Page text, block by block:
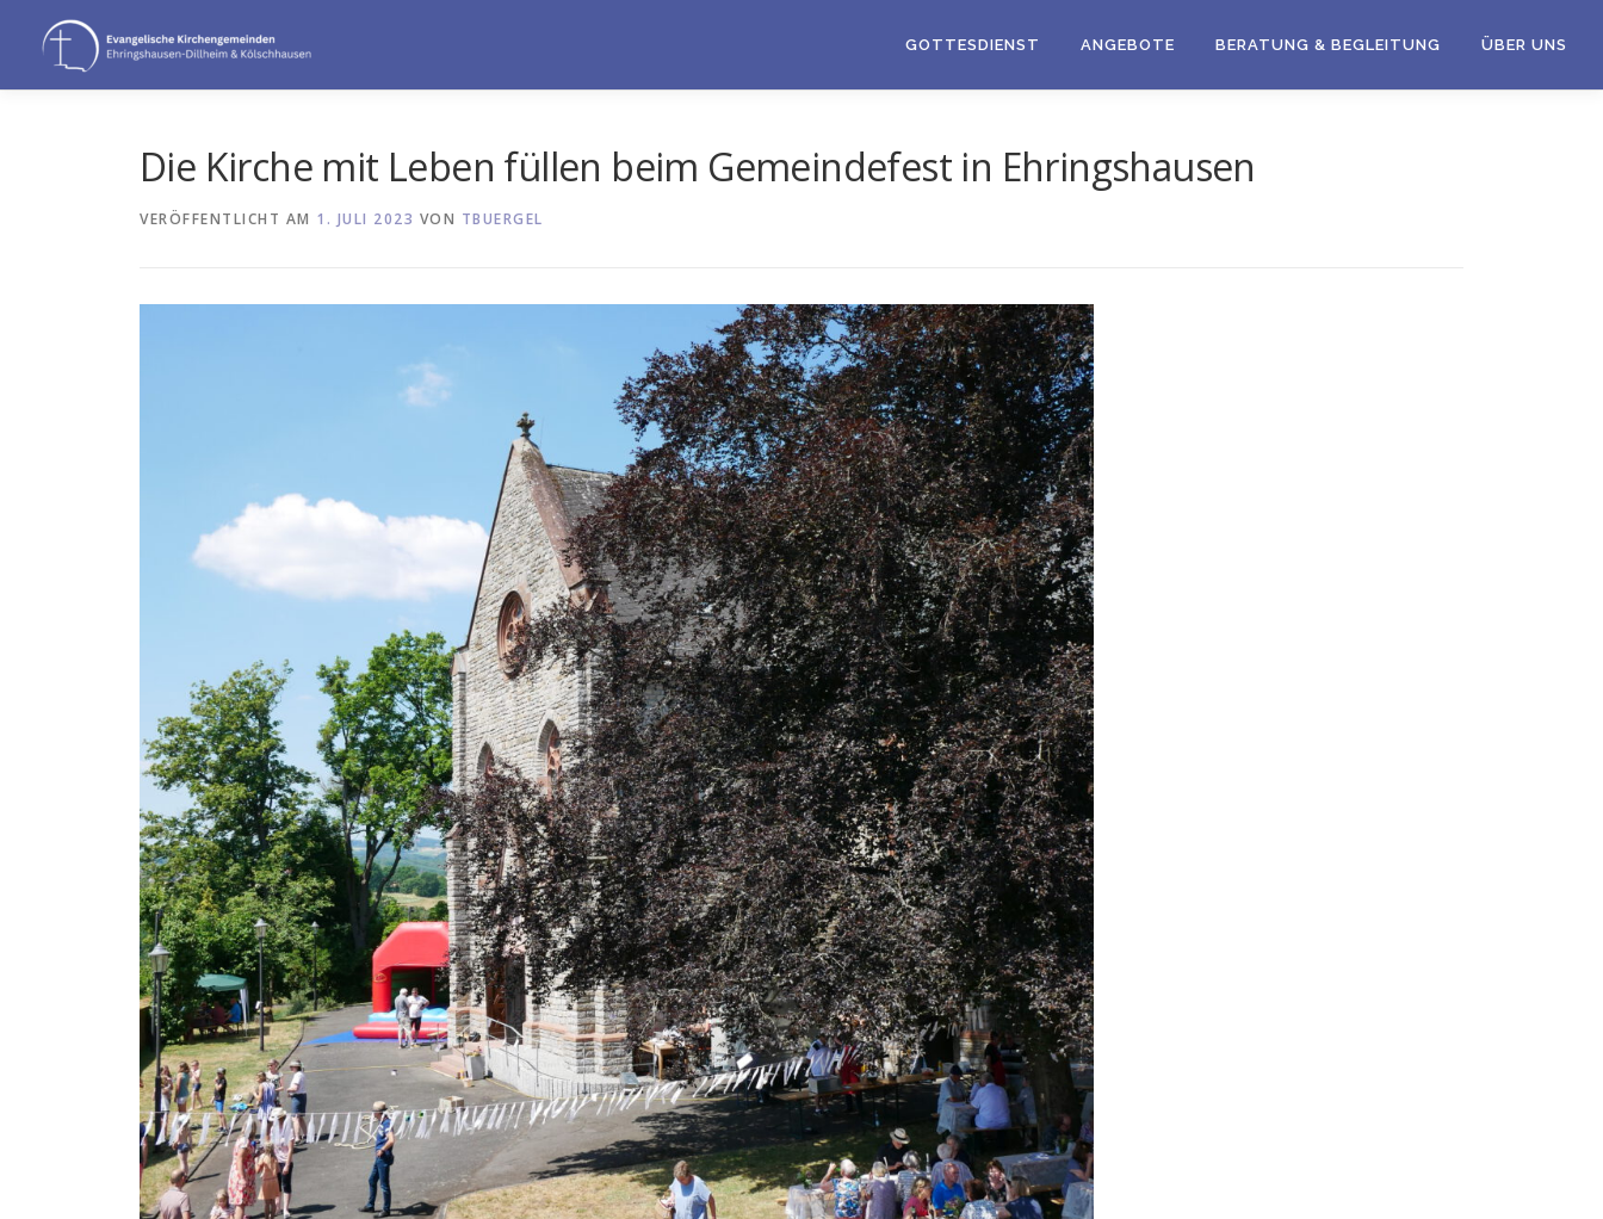
springen
GOTTESDIENST ANGEBOTE BERATUNG & BEGLEITUNG ÜBER UNS
Die Kirche mit Leben füllen beim Gemeindefest in Ehringshausen
VERÖFFENTLICHT AM 1. JULI 2023 VON TBUERGEL